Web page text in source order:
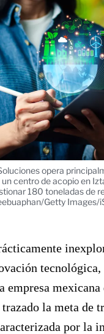
opera
centro de acopio en
180 toneladas de
Getty Images/
tecnológica,
empresa
trazado la meta de
por la